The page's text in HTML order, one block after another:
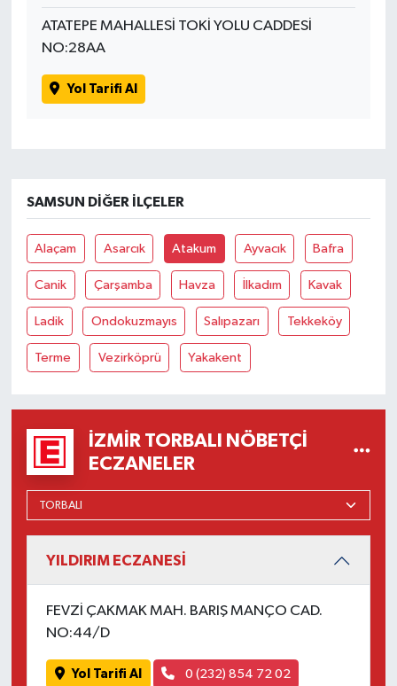
ATATEPE MAHALLESİ TOKİ YOLU CADDESİ
NO:28AA
Yol Tarifi Al
SAMSUN DIĞER İLÇELER
Alaçam Asarcık Atakum Ayvacık Bafra
Canik Çarşamba Havza İlkadım Kavak
Ladik Ondokuzmayıs Salıpazarı Tekkeköy
Terme Vezirköprü Yakakent
İZMIR TORBALI NÖBETÇI
ECZANELER
YILDIRIM ECZANESİ
FEVZİ ÇAKMAK MAH. BARIŞ MANÇO CAD.
NO:44/D
Yol Tarifi Al 0 (232) 854 72 02